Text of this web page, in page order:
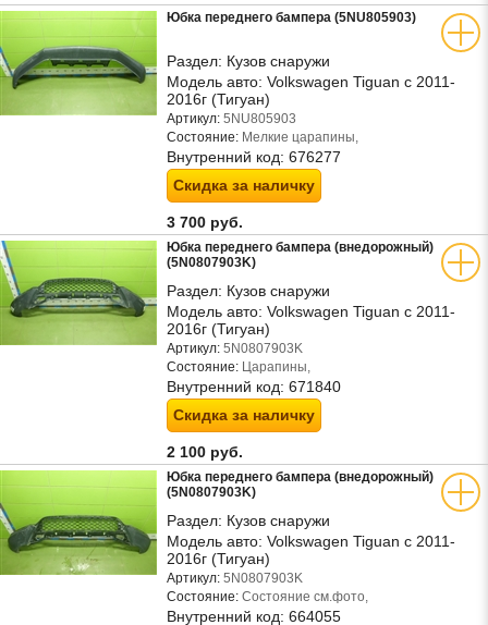
Юбка переднего бампера (5NU805903)
Раздел: Кузов снаружи
Модель авто: Volkswagen Tiguan с 2011-
2016г (Тигуан)
Артикул: 5NU805903
Состояние: Мелкие царапины,
Внутренний код: 676277
Скидка за наличку
3 700 руб.
Юбка переднего бампера (внедорожный)
(5N0807903K)
Раздел: Кузов снаружи
Модель авто: Volkswagen Tiguan с 2011-
2016г (Тигуан)
Артикул: 5N0807903K
Состояние: Царапины,
Внутренний код: 671840
Скидка за наличку
2 100 руб.
Юбка переднего бампера (внедорожный)
(5N0807903K)
Раздел: Кузов снаружи
Модель авто: Volkswagen Tiguan с 2011-
2016г (Тигуан)
Артикул: 5N0807903K
Состояние: Состояние см.фото,
Внутренний код: 664055